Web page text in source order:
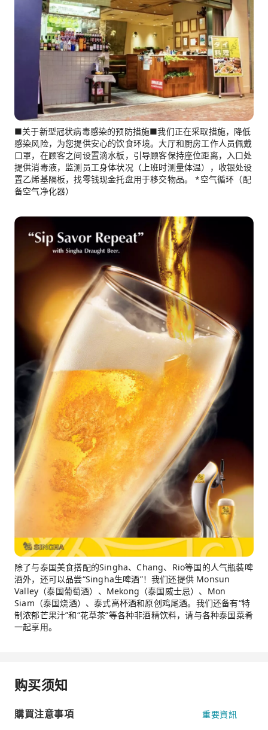
■关于新型冠状病毒感染的预防措施■我们正在采取措施，降低
感染风险，为您提供安心的饮食环境。大厅和厨房工作人员佩戴
口罩，在顾客之间设置滴水板，引导顾客保持座位距离，入口处
提供消毒液，监测员工身体状况（上班时测量体温），收银处设
置乙烯基隔板，找零钱现金托盘用于移交物品。 *空气循环（配
备空气净化器）
除了与泰国美食搭配的Singha、Chang、Rio等国的人气瓶装啤
酒外，还可以品尝“Singha生啤酒”！我们还提供 Monsun
Valley（泰国葡萄酒）、Mekong（泰国威士忌）、Mon
Siam（泰国烧酒）、泰式高杯酒和原创鸡尾酒。我们还备有“特
制浓郁芒果汁”和“花草茶”等各种非酒精饮料，请与各种泰国菜肴
一起享用。
购买须知
購買注意事項 重要資訊